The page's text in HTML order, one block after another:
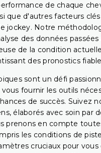
de chaque
que d'autres facteurs
jockey. Notre
des données passées
de la condition
des pronostics
sont un défi
fournir les outils
de succès. Suivez
élaborés avec soin par
prenons en compte
les conditions de
cruciaux pour vous